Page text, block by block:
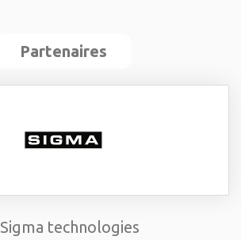
Partenaires
Sigma technologies